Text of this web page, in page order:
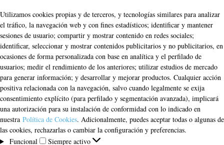
Utilizamos cookies propias y de terceros, y tecnologías similares para analizar
el tráfico, la navegación web y con fines estadísticos; identificar y mantener
sesiones de usuario; compartir y mostrar contenido en redes sociales;
identificar, seleccionar y mostrar contenidos publicitarios y no publicitarios, en
ocasiones de forma personalizada con base en analítica y el perfilado de
usuarios; medir el rendimiento de los anteriores; utilizar estudios de mercado
para generar información; y desarrollar y mejorar productos. Cualquier acción
positiva relacionada con la navegación, salvo cuando legalmente se exija
consentimiento explícito (para perfilado y segmentación avanzada), implicará
una autorización para su instalación de conformidad con lo indicado en
nuestra Política de Cookies. Adicionalmente, puedes aceptar todas o algunas de
las cookies, rechazarlas o cambiar la configuración y preferencias.
Funcional
Funcional
Siempre activo